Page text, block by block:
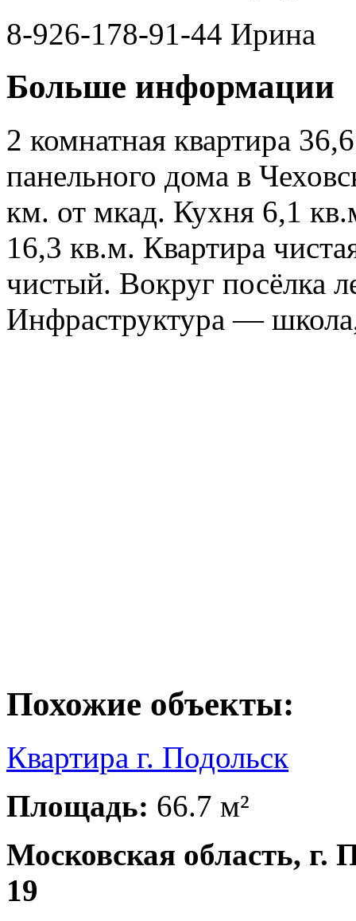
8-926-178-91-44 Ирина
Больше информации
2 комнатная квартира
панельного дома в
км. от мкад. Кухня 6,1
16,3 кв.м. Квартира
чистый. Вокруг посёлка
Инфраструктура —
Похожие объекты:
Квартира г. Подольск
Площадь: 66.7 м²
Московская область, г.
19